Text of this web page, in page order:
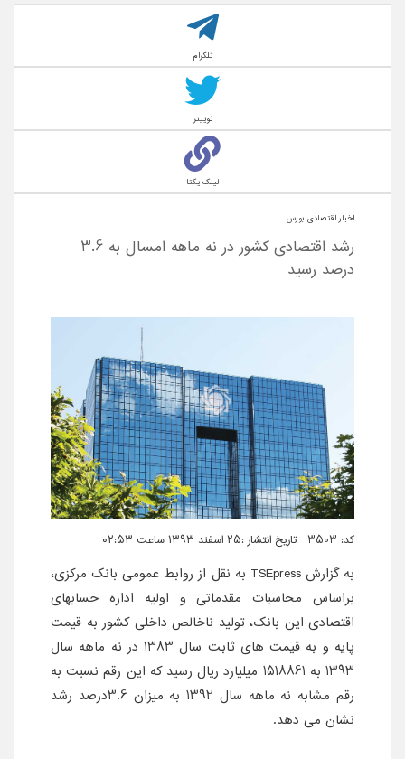
تلگرام
توییتر
لینک یکتا
اخبار اقتصادی بورس
رشد اقتصادی کشور در نه ماهه امسال به 3.6
درصد رسید
کد: 3503 تاریخ انتشار :۲۵ اسفند ۱۳۹۳ ساعت ۰۲:۵۳
به گزارشTSEpress به نقل از روابط عمومی بانک مرکزی،
براساس محاسبات مقدماتی و اولیه اداره حسابهای
اقتصادی این بانک، تولید ناخالص داخلی کشور به قیمت
پایه و به قیمت های ثابت سال 1383 در نه ماهه سال
1393 به 1518861 میلیارد ریال رسید که این رقم نسبت به
رقم مشابه نه ماهه سال 1392 به میزان 3.6درصد رشد
نشان می دهد.